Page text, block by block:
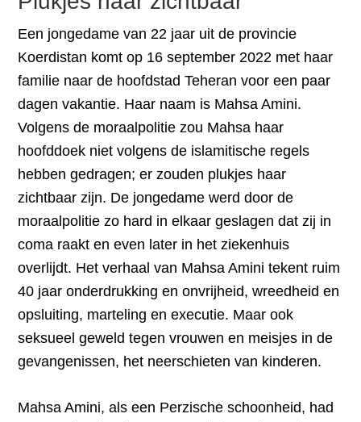
Een jongedame van 22 jaar uit de provincie
Koerdistan komt op 16 september 2022 met haar
familie naar de hoofdstad Teheran voor een paar
dagen vakantie. Haar naam is Mahsa Amini.
Volgens de moraalpolitie zou Mahsa haar
hoofddoek niet volgens de islamitische regels
hebben gedragen; er zouden plukjes haar
zichtbaar zijn. De jongedame werd door de
moraalpolitie zo hard in elkaar geslagen dat zij in
coma raakt en even later in het ziekenhuis
overlijdt. Het verhaal van Mahsa Amini tekent ruim
40 jaar onderdrukking en onvrijheid, wreedheid en
opsluiting, marteling en executie. Maar ook
seksueel geweld tegen vrouwen en meisjes in de
gevangenissen, het neerschieten van kinderen.
Mahsa Amini, als een Perzische schoonheid, had